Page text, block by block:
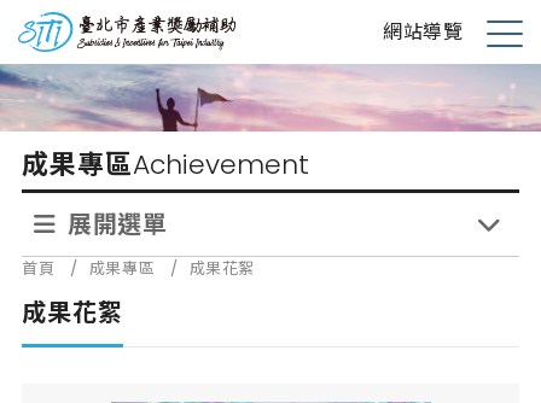
到
主
要
內
台北市產業獎勵補助 網站導覽
展
開
選
單
成果專區Achievement
展開選單
首頁 / 成果專區 / 成果花絮
成果花絮